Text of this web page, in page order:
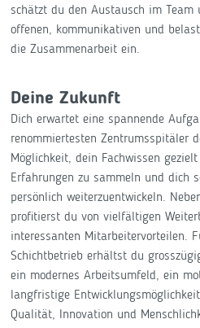
schätzt du den Austausch im
offenen, kommunikativen und
die Zusammenarbeit ein.
Deine Zukunft
Dich erwartet eine spannende
renommiertesten Zentrumsspitäler
Möglichkeit, dein Fachwissen
Erfahrungen zu sammeln und dich
persönlich weiterzuentwickeln.
profitierst du von vielfältigen
interessanten Mitarbeitervorteilen.
Schichtbetrieb erhältst du
ein modernes Arbeitsumfeld, ein
langfristige
Qualität, Innovation und